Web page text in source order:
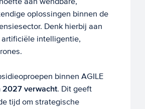
oplossingen binnen de
Denk hierbij aan
intelligentie,
binnen AGILE
2027 verwacht. Dit geeft
tijd om strategische